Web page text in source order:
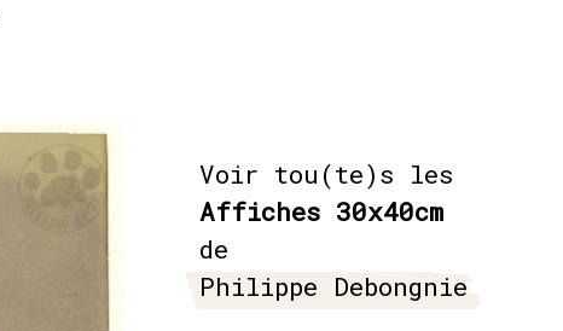
Voir tou(te)s les
Affiches 30x40cm
de
Philippe Debongnie